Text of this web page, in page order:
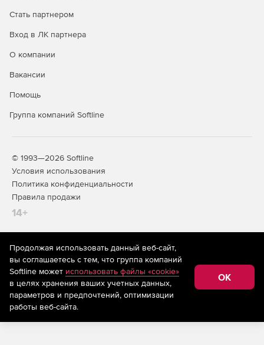
Стать партнером
Вход в ЛК партнера
О компании
Вакансии
Помощь
Группа компаний Softline
© 1993—2026 Softline
Условия использования
Политика конфиденциальности
Правила продажи
14+
На информационном ресурсе store.softline.ru применяются
рекомендательные технологии(информационные технологии
предоставления информации на основе сбора,
систематизации и анализа сведений, относящихся к
предпочтениям пользователей сети «Интернет»,
находящихся на территории Российской Федерации)
Продолжая использовать данный веб-сайт,
вы соглашаетесь с тем, что группа компаний
Softline может использовать файлы «cookie»
в целях хранения ваших учетных данных,
параметров и предпочтений, оптимизации
работы веб-сайта.
OK